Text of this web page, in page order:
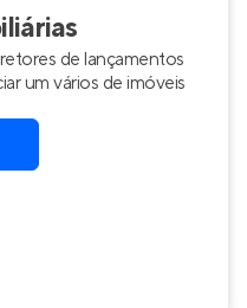
de lançamentos
um vários de imóveis